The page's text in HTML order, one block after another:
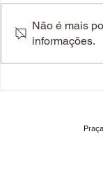
Primo's. O
Não é mais
informações.